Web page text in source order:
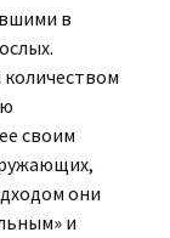
в
своим
они
и